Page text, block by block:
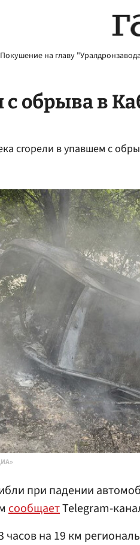
Покушение на главу
с обрыва в
сгорели в упавшем с
при падении
сообщаетTelegram-
часов на 19 км